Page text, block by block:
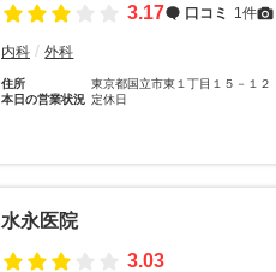
3.17 口コミ 1件
内科 外科
住所
東京都国立市東１丁目１５－１２
本日の営業状況 定休日
水永医院
3.03